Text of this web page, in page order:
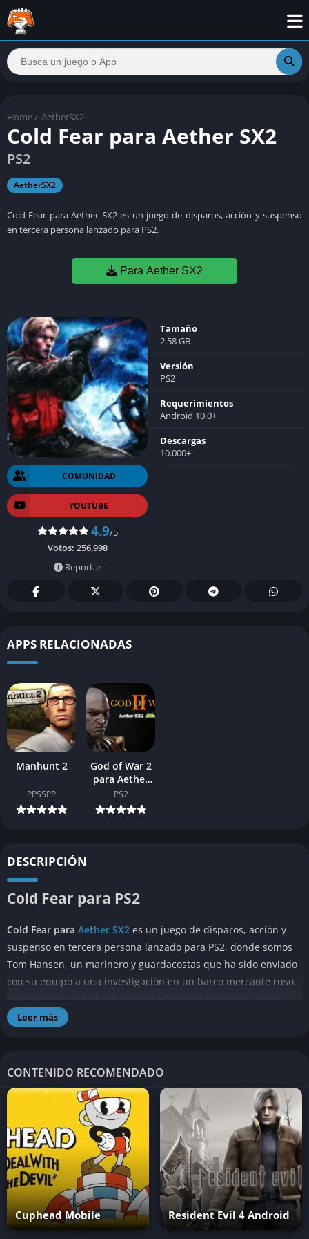
Home / AetherSX2
Cold Fear para Aether SX2
PS2
AetherSX2
Cold Fear para Aether SX2 es un juego de disparos, acción y suspenso
en tercera persona lanzado para PS2.
Para Aether SX2
COMUNIDAD
YOUTUBE
4.9/5
Votos: 256,998
Reportar
Tamaño
2.58 GB
Versión
PS2
Requerimientos
Android 10.0+
Descargas
10.000+
APPS RELACIONADAS
Manhunt 2
PPSSPP
God of War 2
para Aether
Sx2
PS2
DESCRIPCIÓN
Cold Fear para PS2
Cold Fear para Aether SX2 es un juego de disparos, acción y
suspenso en tercera persona lanzado para PS2, donde somos
Tom Hansen, un marinero y guardacostas que ha sido enviado
con su equipo a una investigación en un barco mercante ruso.
Sin imaginar que se toparía con enemigos hostiles y por si
fuera poco, también con criaturas que se encuentran en el
Jugabilidad
Leer más
CONTENIDO RECOMENDADO
Cuphead Mobile Resident Evil 4 Android